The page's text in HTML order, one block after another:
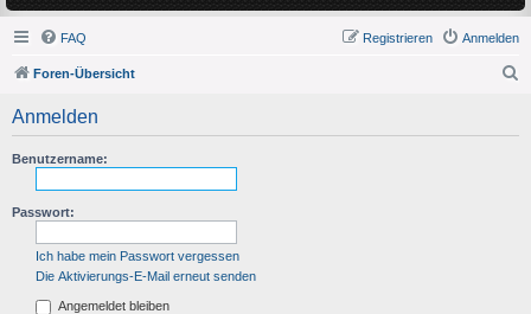
FAQ Anmelden
Registrieren
Foren-Übersicht
Anmelden
Benutzername:
Passwort:
Ich habe mein Passwort vergessen
Die Aktivierungs-E-Mail erneut senden
Angemeldet bleiben